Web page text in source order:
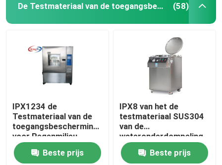
De Testmateriaal van de toegangsbescherming (58)
IPX1234 de
Testmateriaal van de
toegangsbescherming
voor Regenmilieu
Beste prijs
IPX8 van het de
testmateriaal SUS304
van de
wateronderdompeling
het Roestvrije
staaltankBeste prijs